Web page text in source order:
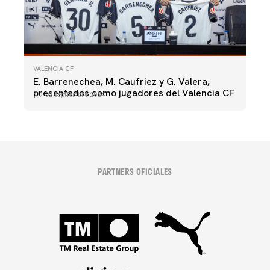
VALENCIA CF
E. Barrenechea, M. Caufriez y G. Valera,
presentados como jugadores del Valencia CF
02 septiembre 2024
PARTNERS OFICIALES